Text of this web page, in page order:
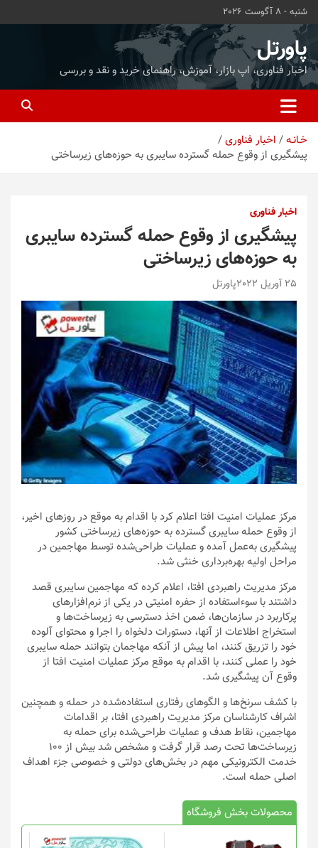
محتوا
بروید
شنبه - 8 آگوست 2026
پاورتل
اخبار فناوری، اپ بازار، آموزش، راهنمای خرید و نقد و بررسی
خـانـه
اخبار فناوری
پیشگیری از وقوع حمله گسترده سایبری به حوزه‌های زیرساختی
اخبار فناوری
پیشگیری از وقوع حمله گسترده سایبری
به حوزه‌های زیرساختی
25 آوریل 2022 پاورتل
مرکز عملیات امنیت افتا اعلام کرد با اقدام به موقع در روزهای اخیر،
از وقوع حمله سایبری گسترده به حوزه‌های زیرساختی کشور
پیشگیری به‌عمل آمده و عملیات طراحی‌شده توسط مهاجمین در
مراحل اولیه بهره‌برداری خنثی شد.
مرکز مدیریت راهبردی افتا، اعلام کرده که مهاجمین سایبری قصد
داشتند با سوء‌استفاده از حفره امنیتی در یکی از نرم‌افزارهای
پرکاربرد در سازمان‌ها، ضمن اخذ دسترسی به زیرساخت‌ها و
استخراج اطلاعات از آنها، دستورات دلخواه را اجرا و محتوای آلوده
خود را تزریق کنند، اما پیش از آنکه مهاجمان بتوانند حمله سایبری
خود را عملی کنند، با اقدام به موقع مرکز عملیات امنیت افتا از
وقوع آن پیشگیری شد.
با کشف سرنخ‌ها و الگوهای رفتاری استفاده‌شده در حمله و همچنین
اشراف کارشناسان مرکز مدیریت راهبردی افتا، بر اقدامات
مهاجمین، نقاط هدف و عملیات طراحی‌شده برای حمله به
زیرساخت‌ها تحت رصد قرار گرفت و مشخص شد بیش از ۱۰۰
خدمت الکترونیکی مهم در بخش‌های دولتی و خصوصی جزء اهداف
اصلی حمله است.
محصولات بخش فروشگاه